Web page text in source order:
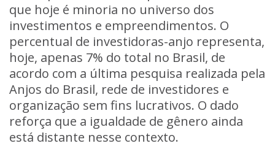
que hoje é minoria no universo dos
investimentos e empreendimentos. O
percentual de investidoras-anjo representa,
hoje, apenas 7% do total no Brasil, de
acordo com a última pesquisa realizada pela
Anjos do Brasil, rede de investidores e
organização sem fins lucrativos. O dado
reforça que a igualdade de gênero ainda
está distante nesse contexto.